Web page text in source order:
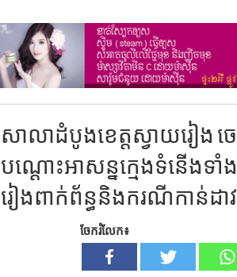
សាលាដំបូងខេត្តស្វាយរៀង ច
បណ្ដោះអាសន្នក្មេងទំនើងទាំ
រៀងពាក់ព័ន្ធនិងករណីកាន់ដ
ចែករំលែក៖